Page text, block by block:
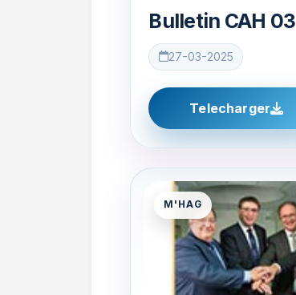
Bulletin CAH 03
27-03-2025
Telecharger
M'HAG